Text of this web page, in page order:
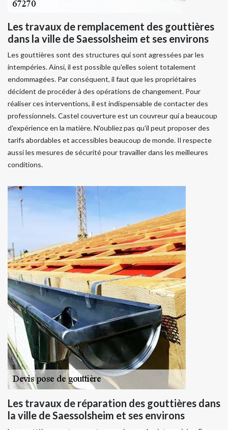
Les travaux de remplacement des gouttières
dans la ville de Saessolsheim et ses environs
Les gouttières sont des structures qui sont agressées par les
intempéries. Ainsi, il est possible qu'elles soient totalement
endommagées. Par conséquent, il faut que les propriétaires
décident de procéder à des opérations de changement. Pour
réaliser ces interventions, il est indispensable de contacter des
professionnels. Castel couverture est un couvreur qui a beaucoup
d'expérience en la matière. N'oubliez pas qu'il peut proposer des
tarifs abordables et accessibles beaucoup de monde. Il respecte
aussi les mesures de sécurité pour travailler dans les meilleures
conditions.
Les travaux de réparation des gouttières dans
la ville de Saessolsheim et ses environs